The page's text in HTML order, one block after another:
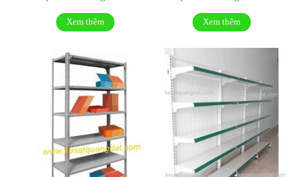
Xem thêm Xem thêm